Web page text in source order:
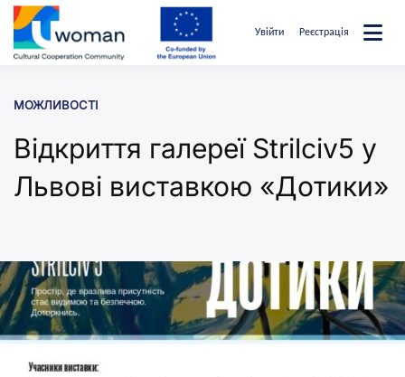
Перейти
до
вмісту
Увійти Реєстрація
МОЖЛИВОСТІ
Відкриття галереї Strilciv5 у
Львові виставкою «Дотики»